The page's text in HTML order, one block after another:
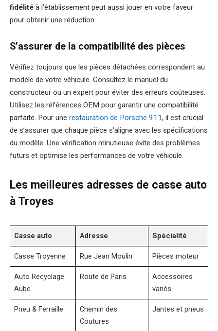
fidélité à l’établissement peut aussi jouer en votre faveur
pour obtenir une réduction.
S’assurer de la compatibilité des pièces
Vérifiez toujours que les pièces détachées correspondent au
modèle de votre véhicule. Consultez le manuel du
constructeur ou un expert pour éviter des erreurs coûteuses.
Utilisez les références OEM pour garantir une compatibilité
parfaite. Pour une restauration de Porsche 911, il est crucial
de s’assurer que chaque pièce s’aligne avec les spécifications
du modèle. Une vérification minutieuse évite des problèmes
futurs et optimise les performances de votre véhicule.
Les meilleures adresses de casse auto
à Troyes
Casse auto Adresse Spécialité
Casse Troyenne Rue Jean Moulin Pièces moteur
Auto Recyclage
Aube
Route de Paris
Accessoires
variés
Pneu & Ferraille
Chemin des
Coutures
Jantes et pneus